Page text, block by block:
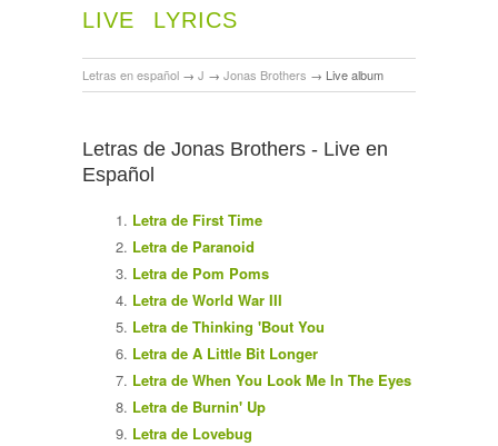
LIVE LYRICS
Letras en español → J → Jonas Brothers → Live album
Letras de Jonas Brothers - Live en
Español
Letra de First Time
Letra de Paranoid
Letra de Pom Poms
Letra de World War III
Letra de Thinking 'Bout You
Letra de A Little Bit Longer
Letra de When You Look Me In The Eyes
Letra de Burnin' Up
Letra de Lovebug